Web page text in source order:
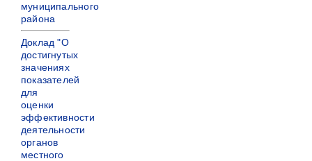
муниципального
района
Доклад "О
достигнутых
значениях
показателей
для
оценки
эффективности
деятельности
органов
местного